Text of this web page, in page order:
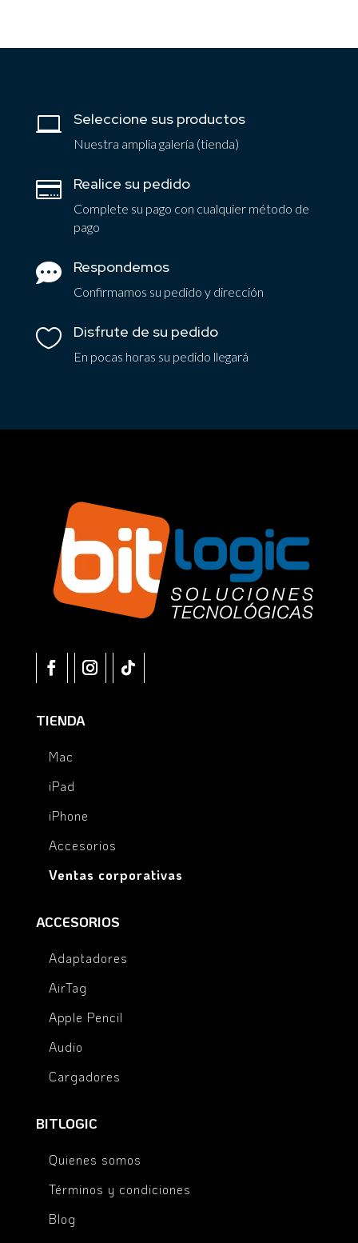
 Seleccione sus productos
Nuestra amplia galería (tienda)
 Realice su pedido
Complete su pago con cualquier método de
pago
 Respondemos
Confirmamos su pedido y dirección
 Disfrute de su pedido
En pocas horas su pedido llegará
TIENDA
Mac
iPad
iPhone
Accesorios
Ventas corporativas
ACCESORIOS
Adaptadores
AirTag
Apple Pencil
Audio
Cargadores
BITLOGIC
Quienes somos
Términos y condiciones
Blog